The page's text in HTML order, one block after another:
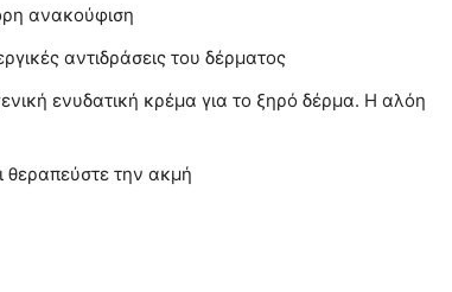
ανακούφιση
αντιδράσεις του δέρματος
ενυδατική κρέμα για το ξηρό δέρμα. Η αλόη
θεραπεύστε την ακμή